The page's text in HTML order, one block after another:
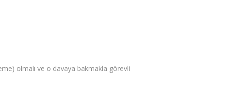
olmalı ve o davaya bakmakla görevli